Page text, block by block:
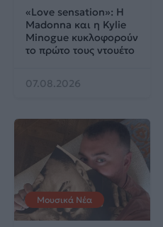
«Love sensation»: Η
Madonna και η Kylie
Minogue κυκλοφορούν
το πρώτο τους ντουέτο
07.08.2026
Μουσικά Νέα